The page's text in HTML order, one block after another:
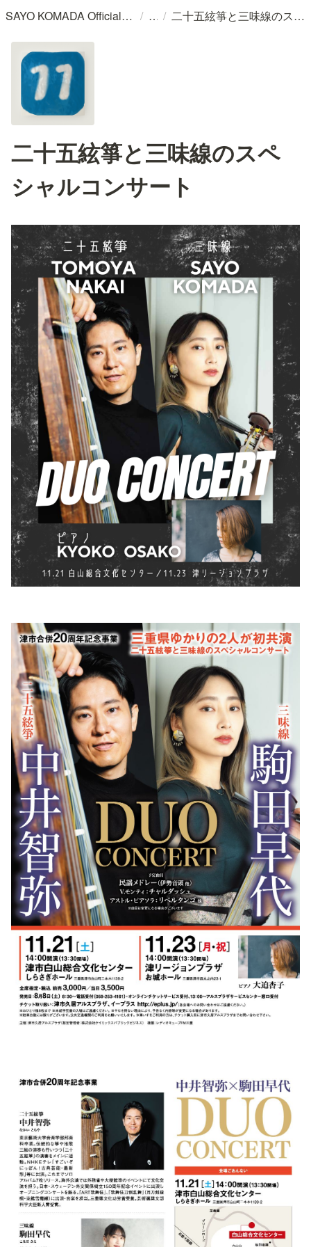
SAYO KOMADA Official WebSite / / 二十五絃箏と三味線のスペシャルコンサート
二十五絃箏と三味線のスペ
シャルコンサート